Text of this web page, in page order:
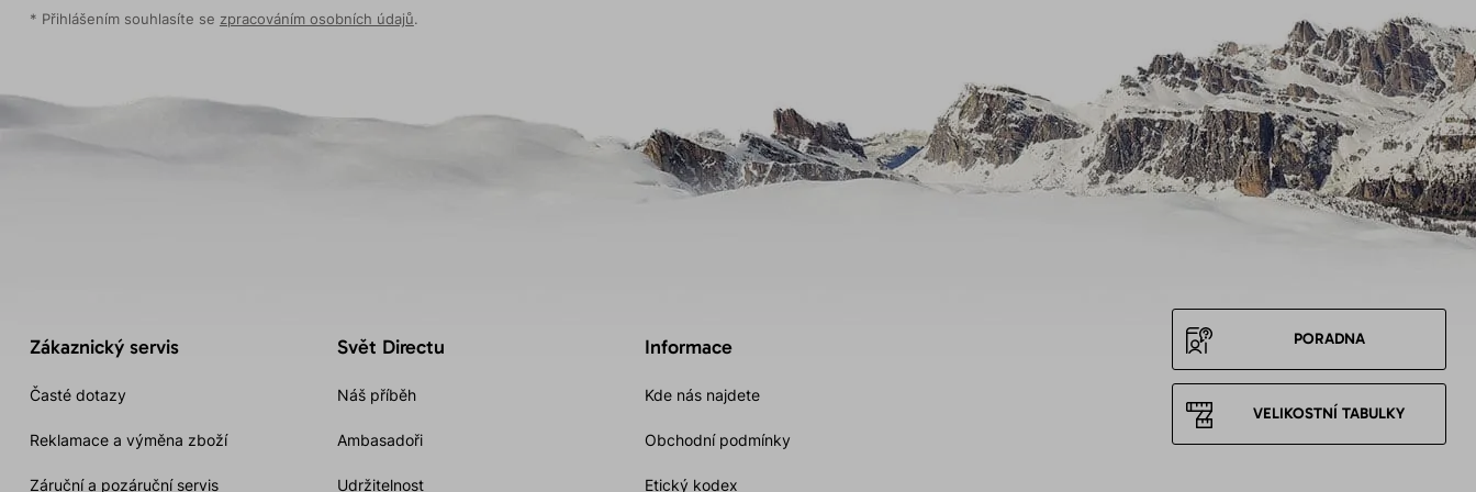
* Přihlášením souhlasíte se zpracováním osobních údajů.
Zákaznický servis
Časté dotazy
Reklamace a výměna zboží
Záruční a pozáruční servis
Svět Directu
Náš příběh
Ambasadoři
Udržitelnost
Informace
Kde nás najdete
Obchodní podmínky
Etický kodex
PORADNA
VELIKOSTNÍ TABULKY